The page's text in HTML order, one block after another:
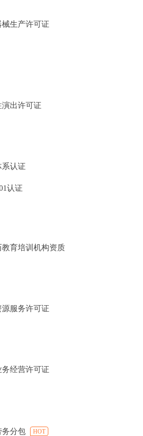
械生产许可证
演出许可证
系认证
认证
教育培训机构资质
源服务许可证
务经营许可证
务分包 HOT